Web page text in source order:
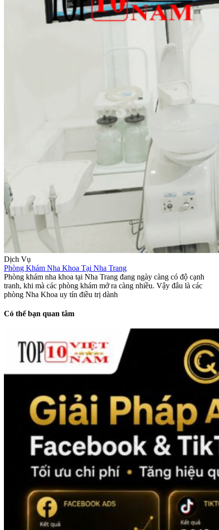
Dịch Vụ
Phòng Khám Nha Khoa Tại Nha Trang
Phòng khám nha khoa tại Nha Trang đang ngày càng có độ cạnh
tranh, khi mà các phòng khám mở ra càng nhiều. Vậy đâu là các
phòng Nha Khoa uy tín điều trị dành
Có thể bạn quan tâm